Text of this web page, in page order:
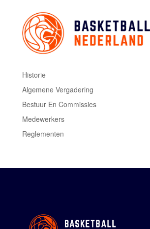
Historie
Algemene Vergadering
Bestuur En Commissies
Medewerkers
Reglementen